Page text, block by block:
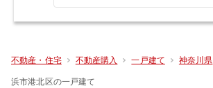
不動産・住宅 不動産購入 一戸建て 神奈川県
浜市港北区の一戸建て